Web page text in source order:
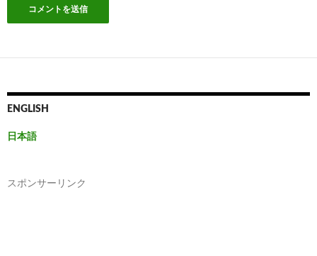
ENGLISH
日本語
スポンサーリンク